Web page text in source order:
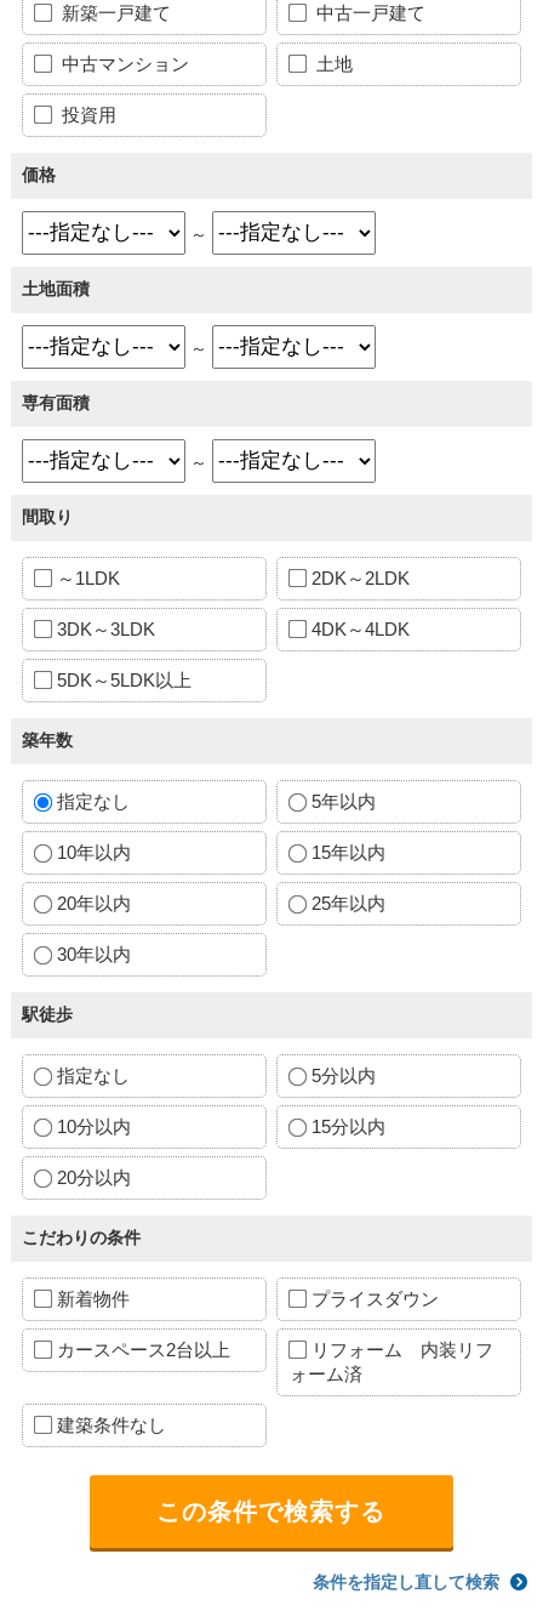
新築一戸建て 中古一戸建て
中古マンション 土地
投資用
価格
～
土地面積
～
専有面積
～
間取り
～1LDK 2DK～2LDK
3DK～3LDK 4DK～4LDK
5DK～5LDK以上
築年数
指定なし 5年以内
10年以内 15年以内
20年以内 25年以内
30年以内
駅徒歩
指定なし 5分以内
10分以内 15分以内
20分以内
こだわりの条件
新着物件 プライスダウン
カースペース2台以上
リフォーム 内装リフ
ォーム済
建築条件なし
条件を指定し直して検索